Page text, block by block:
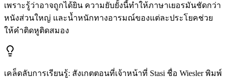
เพราะรู้ว่าอาจถูกได้ยิน ความยับยั้งนี้ทำให้ภาษาเยอรมันชัดกว่า
หนังส่วนใหญ่ และน้ำหนักทางอารมณ์ของแต่ละประโยคช่วย
ให้คำติดหูติดสมอง
เคล็ดลับการเรียนรู้: สังเกตตอนที่เจ้าหน้าที่ Stasi ชื่อ Wiesler พิมพ์